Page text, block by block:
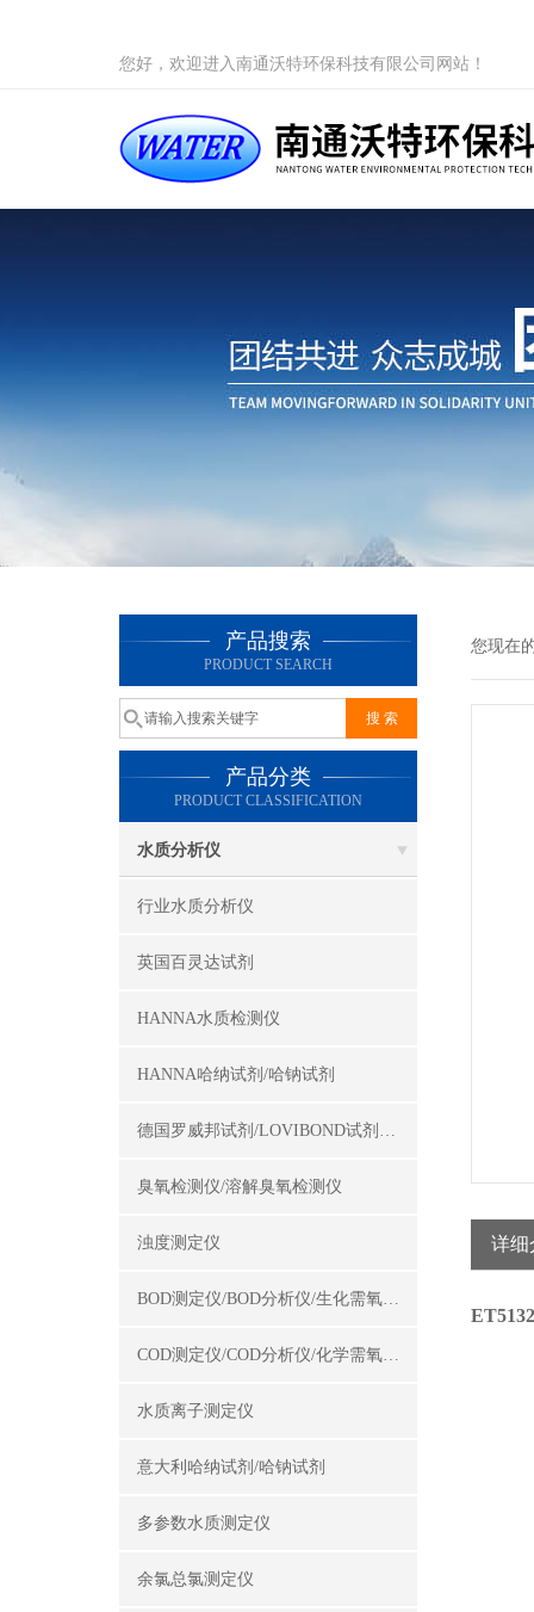
您好，欢迎进入南通沃特环保科技有限公司网站！
产品搜索
PRODUCT SEARCH
产品分类
PRODUCT CLASSIFICATION
水质分析仪
行业水质分析仪
英国百灵达试剂
HANNA水质检测仪
HANNA哈纳试剂/哈钠试剂
德国罗威邦试剂/LOVIBOND试剂/罗威邦试剂
臭氧检测仪/溶解臭氧检测仪
浊度测定仪
BOD测定仪/BOD分析仪/生化需氧量测定仪
COD测定仪/COD分析仪/化学需氧量测定仪
水质离子测定仪
意大利哈纳试剂/哈钠试剂
多参数水质测定仪
余氯总氯测定仪
您现在
详细